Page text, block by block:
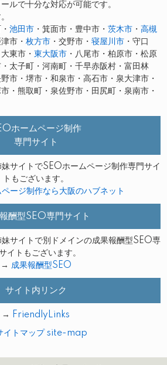
ルで十分な対応が可能です。
・池田市 ・箕面市・豊中市・茨木市 ・高槻
津市・枚方市 ・交野市・寝屋川市 ・守口
東市・東大阪市 ・八尾市・柏原市・松原
太子町・河南町・千早赤阪村・富田林
市・堺市・和泉市・高石市・泉大津市・
・熊取町・泉佐野市・田尻町・泉南市・
ホームページ制作
専門サイト
サイトでSEOホームページ制作専門サイ
トもございます。
ージ制作なら大阪のハブネット
酬型SEO専門サイト
サイトで別ドメインの成果報酬型SEO専
イトもございます。
→ 成果報酬型SEO
サイト内リンク
→
FriendlyLinks
イトマップ site-map